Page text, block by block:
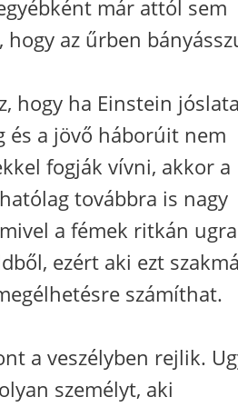
már attól sem
hogy az űrben
hogy ha Einstein
és a jövő háborúit nem
fogják vívni, akkor a
továbbra is nagy
a fémek ritkán
ezért aki ezt
számíthat.
a veszélyben rejlik.
személyt, aki